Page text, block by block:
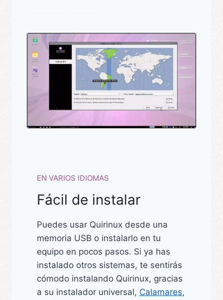
EN VARIOS IDIOMAS
Fácil de instalar
Puedes usar Quirinux desde una
memoria USB o instalarlo en tu
equipo en pocos pasos. Si ya has
instalado otros sistemas, te sentirás
cómodo instalando Quirinux, gracias
a su instalador universal, Calamares,